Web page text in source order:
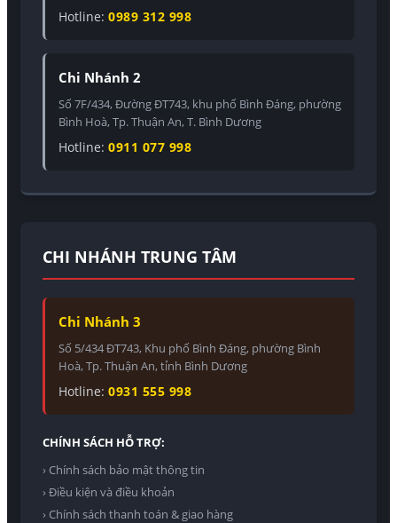
Hotline: 0989 312 998
Chi Nhánh 2
Số 7F/434, Đường ĐT743, khu phố Bình Đáng, phường
Bình Hoà, Tp. Thuận An, T. Bình Dương
Hotline: 0911 077 998
CHI NHÁNH TRUNG TÂM
Chi Nhánh 3
Số 5/434 ĐT743, Khu phố Bình Đáng, phường Bình
Hoà, Tp. Thuận An, tỉnh Bình Dương
Hotline: 0931 555 998
CHÍNH SÁCH HỖ TRỢ:
› Chính sách bảo mật thông tin
› Điều kiện và điều khoản
› Chính sách thanh toán & giao hàng